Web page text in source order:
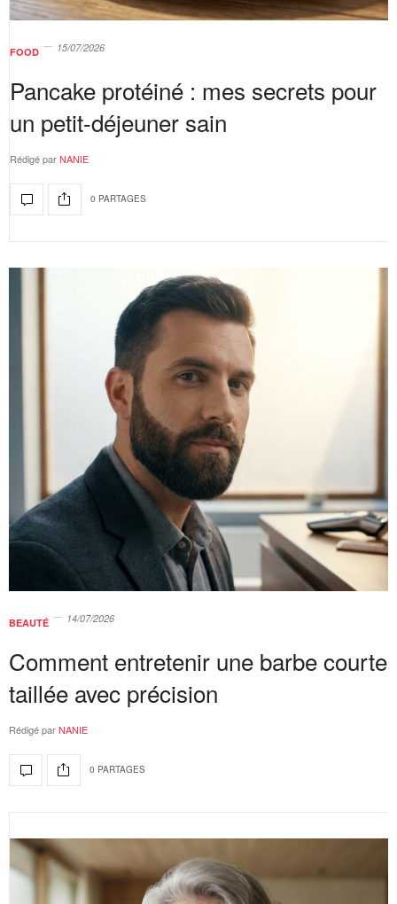
FOOD 15/07/2026
Pancake protéiné : mes secrets pour
un petit-déjeuner sain
Rédigé parNANIE
0 PARTAGES
BEAUTÉ 14/07/2026
Comment entretenir une barbe courte
taillée avec précision
Rédigé parNANIE
0 PARTAGES